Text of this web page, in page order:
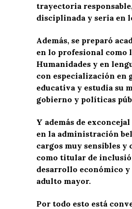
trayectoria
disciplinada y seria en
Además, se preparó
en lo profesional como
Humanidades y en
con especialización en
educativa y estudia su
gobierno y políticas
Y además de
en la administración
cargos muy sensibles y
como titular de
desarrollo económico y
adulto mayor.
Por todo esto está